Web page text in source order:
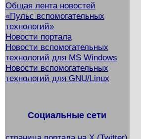
Общая лента новостей
«Пульс вспомогательных
технологий»
Новости портала
Новости вспомогательных
технологий для MS Windows
Новости вспомогательных
технологий для GNU/Linux
Социальные сети